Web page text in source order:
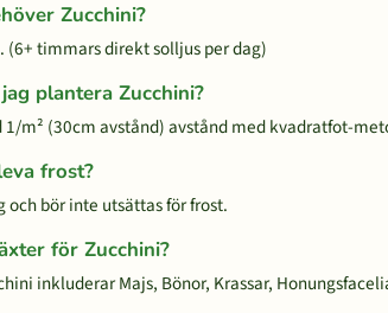
Zucchini?
(6+ timmars direkt solljus per dag)
plantera Zucchini?
m² (30cm avstånd) avstånd med kvadratfot-
frost?
bör inte utsättas för frost.
för Zucchini?
inkluderar Majs, Bönor, Krassar,